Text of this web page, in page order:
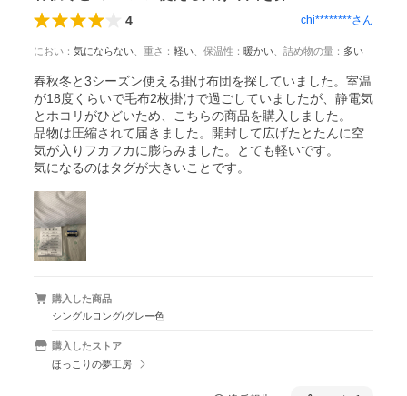
4 chi********さん
におい ： 気にならない 重さ ： 軽い 保温性 ： 暖かい 詰め物の量 ： 多い
春秋冬と3シーズン使える掛け布団を探していました。室温
が18度くらいで毛布2枚掛けで過ごしていましたが、静電気
とホコリがひどいため、こちらの商品を購入しました。
品物は圧縮されて届きました。開封して広げたとたんに空
気が入りフカフカに膨らみました。とても軽いです。
気になるのはタグが大きいことです。
購入した商品
シングルロング/グレー色
購入したストア
ほっこりの夢工房